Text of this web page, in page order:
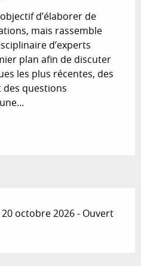
d’élaborer de
mais rassemble
d’experts
plan afin de discuter
les plus récentes, des
des questions
octobre 2026 - Ouvert